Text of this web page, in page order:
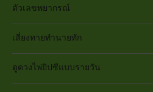
ตัวเลขพยากรณ์
เสี่ยงทายทำนายทัก
ดูดวงไพ่ยิปซีแบบรายวัน